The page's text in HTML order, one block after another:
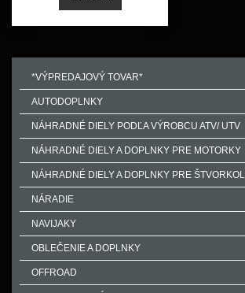
*VÝPREDAJOVÝ TOVAR*
AUTODOPLNKY
NÁHRADNÉ DIELY PODĽA VÝROBCU ATV/ UTV
NÁHRADNÉ DIELY A DOPLNKY PRE MOTORKY
NÁHRADNÉ DIELY A DOPLNKY PRE
NÁRADIE
NAVIJAKY
OBLEČENIE A DOPLNKY
OFFROAD